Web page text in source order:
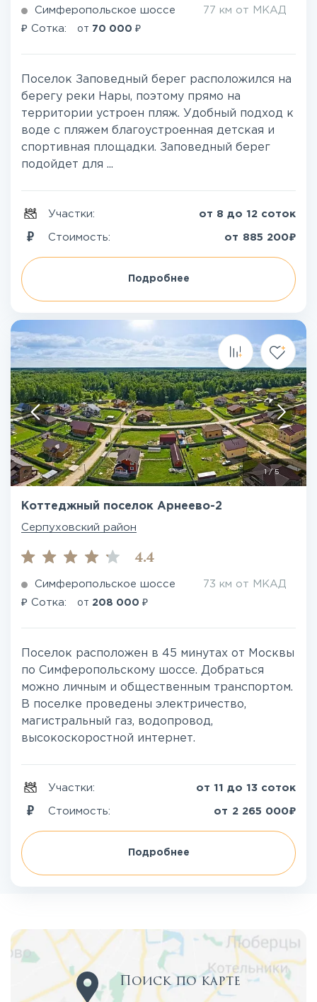
Симферопольское шоссе 77 км от МКАД
₽ Сотка: от 70 000 ₽
Поселок Заповедный берег расположился на
берегу реки Нары, поэтому прямо на
территории устроен пляж. Удобный подход к
воде с пляжем благоустроенная детская и
спортивная площадки. Заповедный берег
подойдет для ...
Участки: от 8 до 12 соток
Стоимость: от 885 200₽
Подробнее
1/ 5
Коттеджный поселок Арнеево-2
Серпуховский район
4.4
Симферопольское шоссе 73 км от МКАД
₽ Сотка: от 208 000 ₽
Поселок расположен в 45 минутах от Москвы
по Симферопольскому шоссе. Добраться
можно личным и общественным транспортом.
В поселке проведены электричество,
магистральный газ, водопровод,
высокоскоростной интернет.
Участки: от 11 до 13 соток
Стоимость: от 2 265 000₽
Подробнее
Поиск по карте